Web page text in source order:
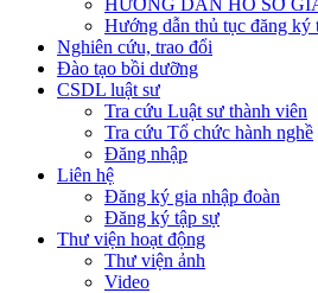
Hướng dẫn thủ tục đăng
Nghiên cứu, trao đổi
Đào tạo bồi dưỡng
CSDL luật sư
Tra cứu Luật sư thành viên
Tra cứu Tổ chức hành nghề
Đăng nhập
Liên hệ
Đăng ký gia nhập đoàn
Đăng ký tập sự
Thư viện hoạt động
Thư viện ảnh
Video